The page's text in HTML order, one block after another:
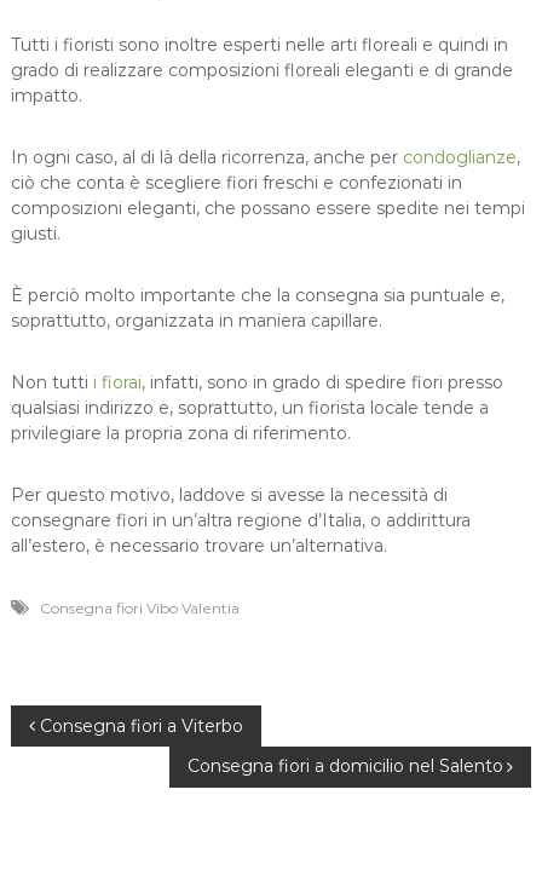
Tutti i fioristi sono inoltre esperti nelle arti floreali e quindi in
grado di realizzare composizioni floreali eleganti e di grande
impatto.
In ogni caso, al di là della ricorrenza, anche per condoglianze,
ciò che conta è scegliere fiori freschi e confezionati in
composizioni eleganti, che possano essere spedite nei tempi
giusti.
È perciò molto importante che la consegna sia puntuale e,
soprattutto, organizzata in maniera capillare.
Non tutti i fiorai, infatti, sono in grado di spedire fiori presso
qualsiasi indirizzo e, soprattutto, un fiorista locale tende a
privilegiare la propria zona di riferimento.
Per questo motivo, laddove si avesse la necessità di
consegnare fiori in un’altra regione d’Italia, o addirittura
all’estero, è necessario trovare un’alternativa.
Consegna fiori Vibo Valentia
N Consegna fiori a Viterbo
Consegna fiori a domicilio nel Salento